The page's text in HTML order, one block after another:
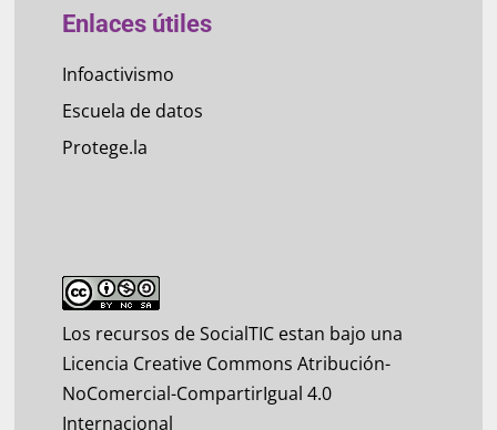
Enlaces útiles
Infoactivismo
Escuela de datos
Protege.la
Los recursos de SocialTIC estan bajo una
Licencia Creative Commons Atribución-
NoComercial-CompartirIgual 4.0
Internacional